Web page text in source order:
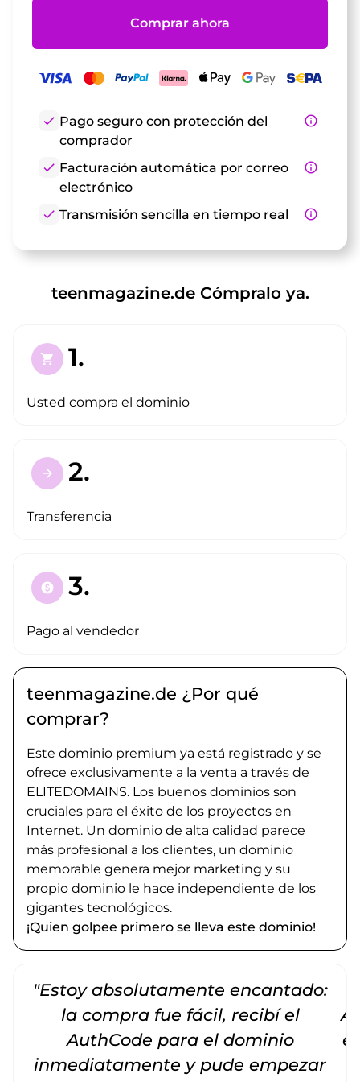
Comprar ahora
check Pago seguro con protección del
comprador
info_outline
check Facturación automática por correo
electrónico
info_outline
check Transmisión sencilla en tiempo real info_outline
teenmagazine.de Cómpralo ya.
shopping_cart 1.
Usted compra el dominio
arrow_forward 2.
Transferencia
paid 3.
Pago al vendedor
teenmagazine.de ¿Por qué
comprar?
Este dominio premium ya está registrado y se
ofrece exclusivamente a la venta a través de
ELITEDOMAINS. Los buenos dominios son
cruciales para el éxito de los proyectos en
Internet. Un dominio de alta calidad parece
más profesional a los clientes, un dominio
memorable genera mejor marketing y su
propio dominio le hace independiente de los
gigantes tecnológicos.
¡Quien golpee primero se lleva este dominio!
"Estoy absolutamente encantado:
la compra fue fácil, recibí el
AuthCode para el dominio
inmediatamente y pude empezar